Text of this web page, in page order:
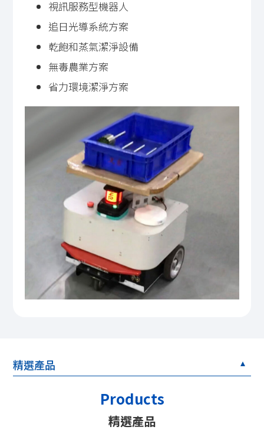
視訊服務型機器人
追日光導系統方案
乾飽和蒸氣潔淨設備
無毒農業方案
省力環境潔淨方案
精選產品
Products
精選產品